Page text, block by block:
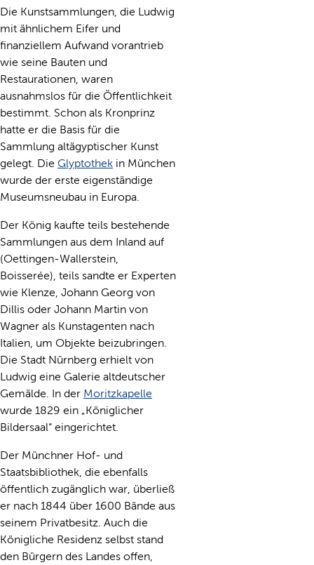
Die Kunstsammlungen, die Ludwig
mit ähnlichem Eifer und
finanziellem Aufwand vorantrieb
wie seine Bauten und
Restaurationen, waren
ausnahmslos für die Öffentlichkeit
bestimmt. Schon als Kronprinz
hatte er die Basis für die
Sammlung altägyptischer Kunst
gelegt. Die Glyptothek in München
wurde der erste eigenständige
Museumsneubau in Europa.
Der König kaufte teils bestehende
Sammlungen aus dem Inland auf
(Oettingen-Wallerstein,
Boisserée), teils sandte er Experten
wie Klenze, Johann Georg von
Dillis oder Johann Martin von
Wagner als Kunstagenten nach
Italien, um Objekte beizubringen.
Die Stadt Nürnberg erhielt von
Ludwig eine Galerie altdeutscher
Gemälde. In der Moritzkapelle
wurde 1829 ein „Königlicher
Bildersaal“ eingerichtet.
Der Münchner Hof- und
Staatsbibliothek, die ebenfalls
öffentlich zugänglich war, überließ
er nach 1844 über 1600 Bände aus
seinem Privatbesitz. Auch die
Königliche Residenz selbst stand
den Bürgern des Landes offen,